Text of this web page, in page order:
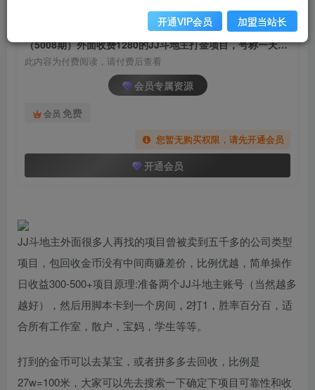
（5008期）外面收费1280的JJ斗地主打金项目，号称一天300+【永久脚本+操作教程】
此内容为付费阅读，请付费后查看
会员专属资源
会员 免费
您暂无购买权限，请先开通会员
开通会员
JJ斗地主外面很多人再找的项目曾被卖到五千多的公司类型
项目，包回收金币没有中间商赚差价，比例优越，简单操作
日收益300-500+项目原理:准备两个JJ斗地主账号（当然越多
越好），然后用脚本卡到一个房间，2打1，胜率百分百，适
合所有工作室，散户，宝妈，学生等等。
打到的金币可以去某宝，或者拼多多去回收，比例是
27w=100米，大家可以先去搜索一下确定下项目可靠性和收
开通VIP会员 加盟当站长